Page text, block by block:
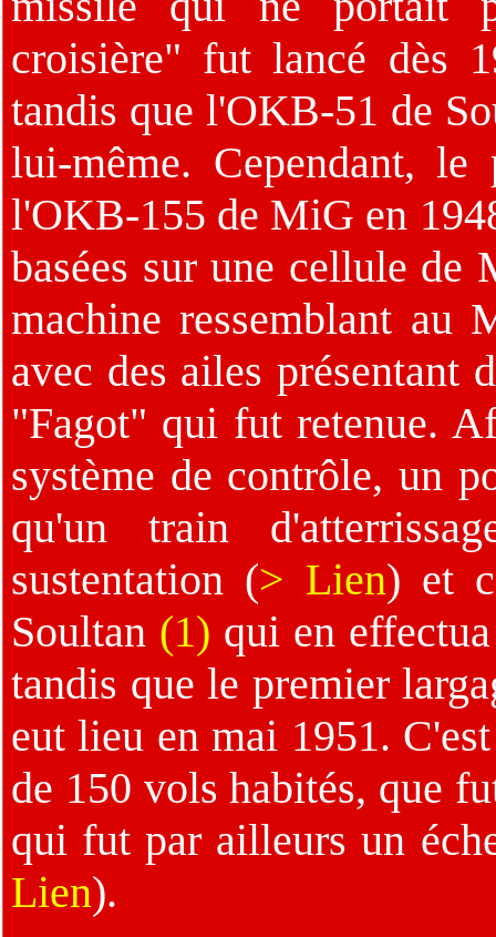
croisière" fut lancé dès
tandis que l'OKB-51 de
lui-même. Cependant,
l'OKB-155 de MiG en
basées sur une cellule
machine ressemblant au
avec des ailes présentant
"Fagot" qui fut retenue.
système de contrôle, un
qu'un train
sustentation (> Lien) et
Soultan (1) qui en
tandis que le premier
eut lieu en mai 1951.
de 150 vols habités, que
qui fut par ailleurs un
Lien).